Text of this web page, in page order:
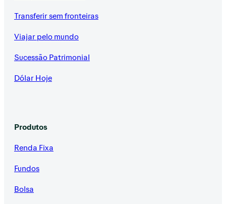
Transferir sem fronteiras
Viajar pelo mundo
Sucessão Patrimonial
Dólar Hoje
Produtos
Renda Fixa
Fundos
Bolsa